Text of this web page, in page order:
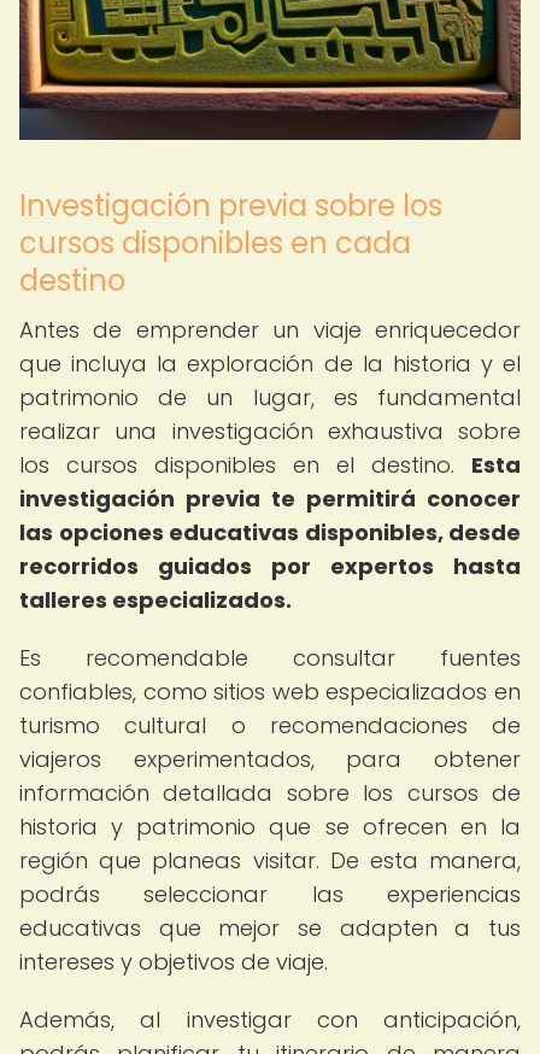
Investigación previa sobre los
cursos disponibles en cada
destino
Antes de emprender un viaje enriquecedor
que incluya la exploración de la historia y el
patrimonio de un lugar, es fundamental
realizar una investigación exhaustiva sobre
los cursos disponibles en el destino. Esta
investigación previa te permitirá conocer
las opciones educativas disponibles, desde
recorridos guiados por expertos hasta
talleres especializados.
Es recomendable consultar fuentes
confiables, como sitios web especializados en
turismo cultural o recomendaciones de
viajeros experimentados, para obtener
información detallada sobre los cursos de
historia y patrimonio que se ofrecen en la
región que planeas visitar. De esta manera,
podrás seleccionar las experiencias
educativas que mejor se adapten a tus
intereses y objetivos de viaje.
Además, al investigar con anticipación,